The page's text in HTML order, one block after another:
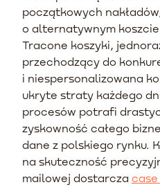
początkowych
o alternatywnym koszcie
Tracone koszyki,
przechodzący do
i niespersonalizowana
ukryte straty każdego
procesów potrafi
zyskowność całego
dane z polskiego rynku.
na skuteczność
mailowej dostarcza case